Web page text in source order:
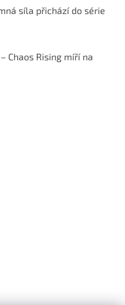
síla přichází do série
Chaos Rising míří na